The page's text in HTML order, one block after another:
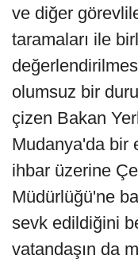
ve diğer
taramaları ile
olumsuz bir
çizen Bakan
Mudanya'da bir
ihbar üzerine
Müdürlüğü'ne
sevk edildiğini
vatandaşın da